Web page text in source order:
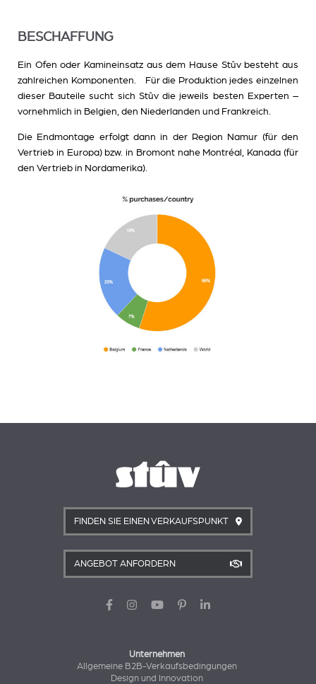
BESCHAFFUNG
Ein Ofen oder Kamineinsatz aus dem Hause Stûv besteht aus
zahlreichen Komponenten. Für die Produktion jedes einzelnen
dieser Bauteile sucht sich Stûv die jeweils besten Experten –
vornehmlich in Belgien, den Niederlanden und Frankreich.
Die Endmontage erfolgt dann in der Region Namur (für den
Vertrieb in Europa) bzw. in Bromont nahe Montréal, Kanada (für
den Vertrieb in Nordamerika).
FINDEN SIE EINEN VERKAUFSPUNKT
ANGEBOT ANFORDERN
Unternehmen
Allgemeine B2B-Verkaufsbedingungen
Design und Innovation